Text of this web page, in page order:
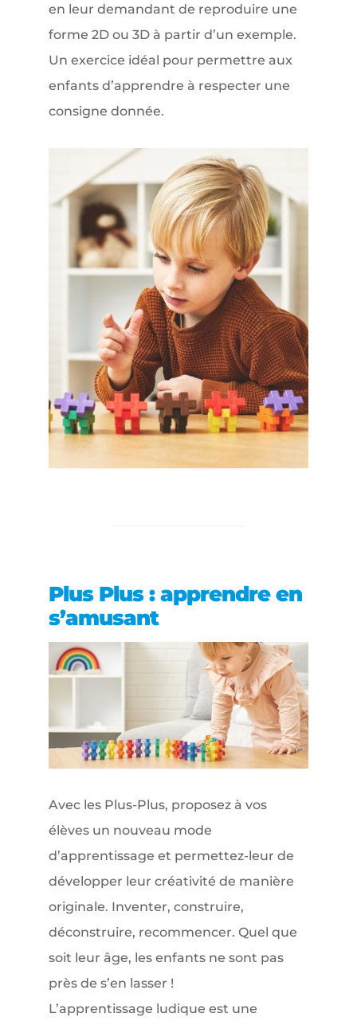
en leur demandant de reproduire une
forme 2D ou 3D à partir d’un exemple.
Un exercice idéal pour permettre aux
enfants d’apprendre à respecter une
consigne donnée.
Plus Plus : apprendre en
s’amusant
Avec les Plus-Plus, proposez à vos
élèves un nouveau mode
d’apprentissage et permettez-leur de
développer leur créativité de manière
originale. Inventer, construire,
déconstruire, recommencer. Quel que
soit leur âge, les enfants ne sont pas
près de s’en lasser !
L’apprentissage ludique est une